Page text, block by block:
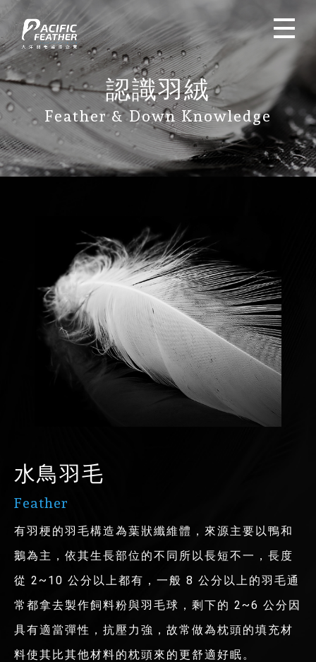
認識羽絨
Feather & Down Knowledge
水鳥羽毛
Feather
有羽梗的羽毛構造為葉狀纖維體，來源主要以鴨和
鵝為主，依其生長部位的不同所以長短不一，長度
從 2~10 公分以上都有，一般 8 公分以上的羽毛通
常都拿去製作飼料粉與羽毛球，剩下的 2~6 公分因
具有適當彈性，抗壓力強，故常做為枕頭的填充材
料使其比其他材料的枕頭來的更舒適好眠。